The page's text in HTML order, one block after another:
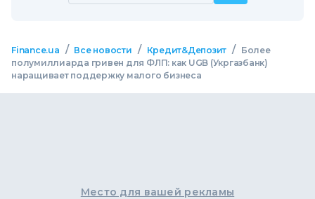
Finance.ua / Все новости / Кредит&Депозит /
Более
полумиллиарда гривен для ФЛП: как UGB (Укргазбанк)
наращивает поддержку малого бизнеса
Место для вашей рекламы